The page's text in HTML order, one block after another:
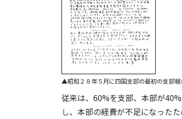
昭和２８年５月に四国支部の最初の支部報
従来は、60%を支部、本部が
し、本部の経費が不足になった